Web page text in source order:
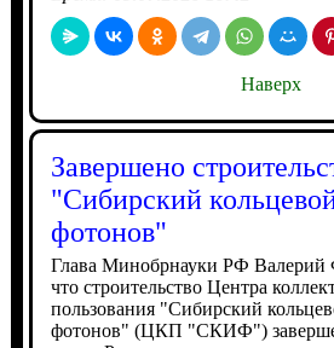
Наверх
Завершено
"Сибирский
фотонов"
Глава Минобрнауки РФ Валерий
что строительство Центра
пользования "Сибирский
фотонов" (ЦКП "СКИФ")